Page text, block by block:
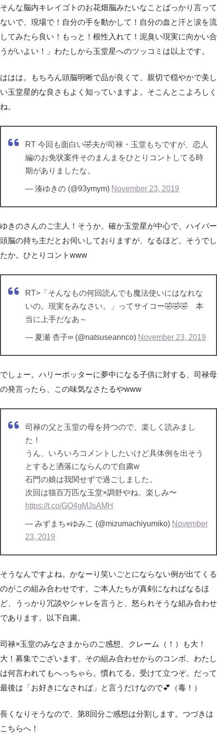
そんな脳内キレイゴトのお花畑脳みたいなことばっかり言って
ないで、現場で！自分の手を動かして！自分の血と汗と涙を流
してみたら良い！もっと！根性入れて！泥臭い現実に向かい合
うがいよい！」わたしから玉堂星へのツッコミは以上です。
ははは。もちろん頭脳明晰で品が良くて、親切で穏やかで美し
い玉堂星的な良さもよく知っていますよ。そこんとこよろしく
ね。
RT 今回も面白い🤣夫が司禄・玉堂もちですが、恋人
編のお免状案件そのまんまをひとりコントしてる時
期がありましたな。
— 湊ゆきの (@93ymym) November 23, 2019
ゆきのさんのご主人！そうか。確か玉堂星が中心で、ハイパー
頭脳の持ち主だとお伺いしておりますが、なるほど。そうでし
たか。ひとりコントwww
RT>「そんなもの何回読んでも魔法使いにはなれな
いの。現実をみなさい。」ってサイコー🤣🤣🤣 本
当に上手だなあ～
— 夏瀬 杏子∞ (@natsuseannco) November 23, 2019
でしょー。ハリーポッターに夢中になる子供に対する、司禄母
の発言ったら、この味気なさたるやwww
司禄の父と玉堂の母を持つので、楽しく読みまし
た！
うん、いろいろコメントしたいけど具体例を出そう
とすると洒落にならんので自粛w
石門の娘は我関せずで過ごしました。
次回は猫百万匹な玉堂×調舒やね。楽しみ〜
https://t.co/GO4gMJsAMH
— みずまち⭐︎ゆみこ (@mizumachiyumiko) November
23, 2019
そうなんですよね。かなーり笑いごとにならない例が出てくる
のがこの組み合わせです。ご本人たちが真剣になればなるほ
ど、うっかり冗談やシャレを言うと、怒られそうな組み合わせ
であります。以下自粛。
司禄×玉堂のみなさまからのご感想、クレーム（！）も大！
大！募集でございます。その組み合わせからのコンボ、わたし
は何言われてもへっちゃら。慣れてる。受けて立つぞ。だって
最後は「お好きになされば」と言うだけなので💕（毒！）
長くなりそうなので、第8回分ご感想は分割します。つづきは
こちらへ！